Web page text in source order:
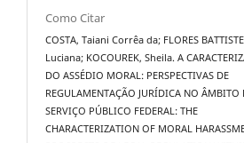
Como Citar
COSTA, Taiani Corrêa da; FLORES
Luciana; KOCOUREK, Sheila. A
DO ASSÉDIO MORAL: PERSPECTIVAS DE
REGULAMENTAÇÃO JURÍDICA NO ÂMBITO
SERVIÇO PÚBLICO FEDERAL: THE
CHARACTERIZATION OF MORAL